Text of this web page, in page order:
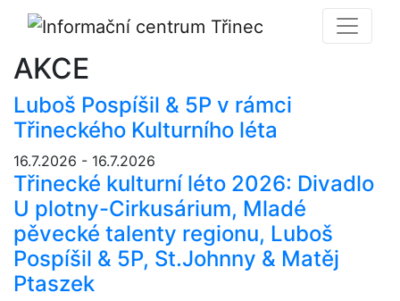
AKCE
Luboš Pospíšil & 5P v rámci
Třineckého Kulturního léta
16.7.2026 - 16.7.2026
Třinecké kulturní léto 2026: Divadlo
U plotny-Cirkusárium, Mladé
pěvecké talenty regionu, Luboš
Pospíšil & 5P, St.Johnny & Matěj
Ptaszek